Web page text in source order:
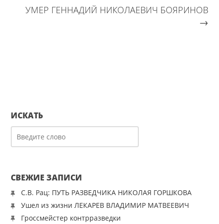
УМЕР ГЕННАДИЙ НИКОЛАЕВИЧ БОЯРИНОВ
→
ИСКАТЬ
СВЕЖИЕ ЗАПИСИ
С.В. Рац: ПУТЬ РАЗВЕДЧИКА НИКОЛАЯ ГОРШКОВА
Ушел из жизни ЛЕКАРЕВ ВЛАДИМИР МАТВЕЕВИЧ
Гроссмейстер контрразведки